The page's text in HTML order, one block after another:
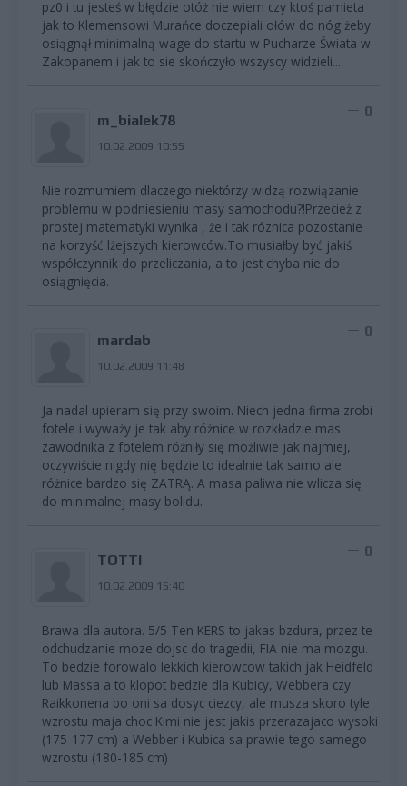
pz0 i tu jesteś w błędzie otóż nie wiem czy ktoś pamieta
jak to Klemensowi Murańce doczepiali ołów do nóg żeby
osiągnął minimalną wage do startu w Pucharze Świata w
Zakopanem i jak to sie skończyło wszyscy widzieli...
m_bialek78
10.02.2009 10:55
0
Nie rozmumiem dlaczego niektórzy widzą rozwiązanie
problemu w podniesieniu masy samochodu?!Przecież z
prostej matematyki wynika , że i tak róznica pozostanie
na korzyść lżejszych kierowców.To musiałby być jakiś
współczynnik do przeliczania, a to jest chyba nie do
osiągnięcia.
mardab
10.02.2009 11:48
0
Ja nadal upieram się przy swoim. Niech jedna firma zrobi
fotele i wyważy je tak aby różnice w rozkładzie mas
zawodnika z fotelem różniły się możliwie jak najmiej,
oczywiście nigdy nię będzie to idealnie tak samo ale
różnice bardzo się ZATRĄ. A masa paliwa nie wlicza się
do minimalnej masy bolidu.
TOTTI
10.02.2009 15:40
0
Brawa dla autora. 5/5 Ten KERS to jakas bzdura, przez te
odchudzanie moze dojsc do tragedii, FIA nie ma mozgu.
To bedzie forowalo lekkich kierowcow takich jak Heidfeld
lub Massa a to klopot bedzie dla Kubicy, Webbera czy
Raikkonena bo oni sa dosyc ciezcy, ale musza skoro tyle
wzrostu maja choc Kimi nie jest jakis przerazajaco wysoki
(175-177 cm) a Webber i Kubica sa prawie tego samego
wzrostu (180-185 cm)